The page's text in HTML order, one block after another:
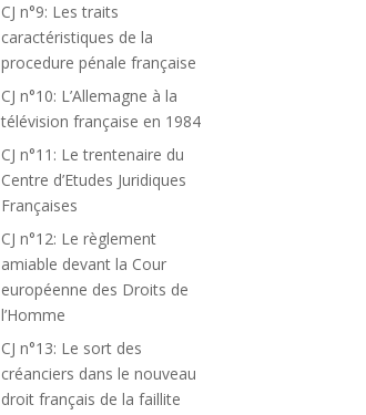
CJ n°9: Les traits
caractéristiques de la
procedure pénale française
CJ n°10: L’Allemagne à la
télévision française en 1984
CJ n°11: Le trentenaire du
Centre d’Etudes Juridiques
Françaises
CJ n°12: Le règlement
amiable devant la Cour
européenne des Droits de
l’Homme
CJ n°13: Le sort des
créanciers dans le nouveau
droit français de la faillite